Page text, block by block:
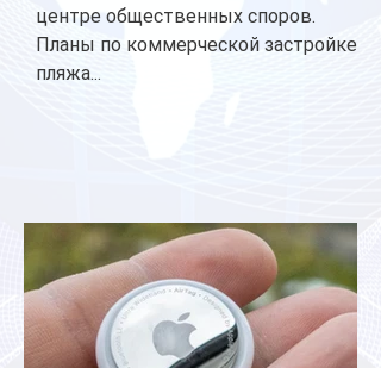
центре общественных споров.
Планы по коммерческой застройке
пляжа...